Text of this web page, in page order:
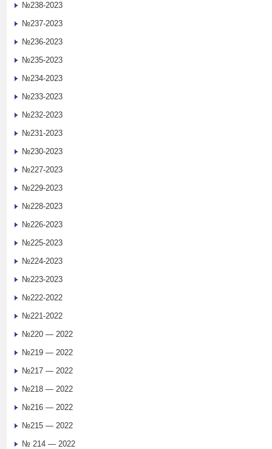
№238-2023
№237-2023
№236-2023
№235-2023
№234-2023
№233-2023
№232-2023
№231-2023
№230-2023
№227-2023
№229-2023
№228-2023
№226-2023
№225-2023
№224-2023
№223-2023
№222-2022
№221-2022
№220 — 2022
№219 — 2022
№217 — 2022
№218 — 2022
№216 — 2022
№215 — 2022
№ 214 — 2022